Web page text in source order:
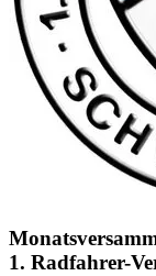
1. Radfahrer-